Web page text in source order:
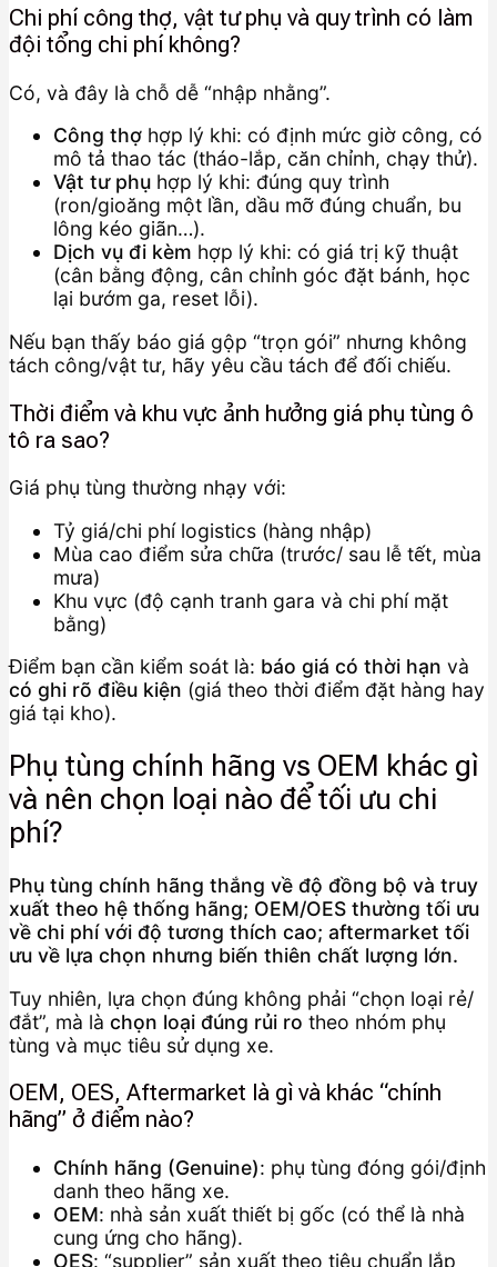
Chi phí công thợ, vật tư phụ và quy trình có làm
đội tổng chi phí không?
Có, và đây là chỗ dễ “nhập nhằng”.
Công thợ hợp lý khi: có định mức giờ công, có
mô tả thao tác (tháo-lắp, căn chỉnh, chạy thử).
Vật tư phụ hợp lý khi: đúng quy trình
(ron/gioăng một lần, dầu mỡ đúng chuẩn, bu
lông kéo giãn…).
Dịch vụ đi kèm hợp lý khi: có giá trị kỹ thuật
(cân bằng động, cân chỉnh góc đặt bánh, học
lại bướm ga, reset lỗi).
Nếu bạn thấy báo giá gộp “trọn gói” nhưng không
tách công/vật tư, hãy yêu cầu tách để đối chiếu.
Thời điểm và khu vực ảnh hưởng giá phụ tùng ô
tô ra sao?
Giá phụ tùng thường nhạy với:
Tỷ giá/chi phí logistics (hàng nhập)
Mùa cao điểm sửa chữa (trước/ sau lễ tết, mùa
mưa)
Khu vực (độ cạnh tranh gara và chi phí mặt
bằng)
Điểm bạn cần kiểm soát là: báo giá có thời hạn và
có ghi rõ điều kiện (giá theo thời điểm đặt hàng hay
giá tại kho).
Phụ tùng chính hãng vs OEM khác gì
và nên chọn loại nào để tối ưu chi
phí?
Phụ tùng chính hãng thắng về độ đồng bộ và truy
xuất theo hệ thống hãng; OEM/OES thường tối ưu
về chi phí với độ tương thích cao; aftermarket tối
ưu về lựa chọn nhưng biến thiên chất lượng lớn.
Tuy nhiên, lựa chọn đúng không phải “chọn loại rẻ/
đắt”, mà là chọn loại đúng rủi ro theo nhóm phụ
tùng và mục tiêu sử dụng xe.
OEM, OES, Aftermarket là gì và khác “chính
hãng” ở điểm nào?
Chính hãng (Genuine): phụ tùng đóng gói/định
danh theo hãng xe.
OEM: nhà sản xuất thiết bị gốc (có thể là nhà
cung ứng cho hãng).
OES: “supplier” sản xuất theo tiêu chuẩn lắp